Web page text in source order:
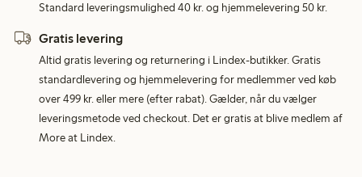
Standard leveringsmulighed 40 kr. og hjemmelevering 50 kr.
Gratis levering
Altid gratis levering og returnering i Lindex-butikker. Gratis
standardlevering og hjemmelevering for medlemmer ved køb
over 499 kr. eller mere (efter rabat). Gælder, når du vælger
leveringsmetode ved checkout. Det er gratis at blive medlem af
More at Lindex.